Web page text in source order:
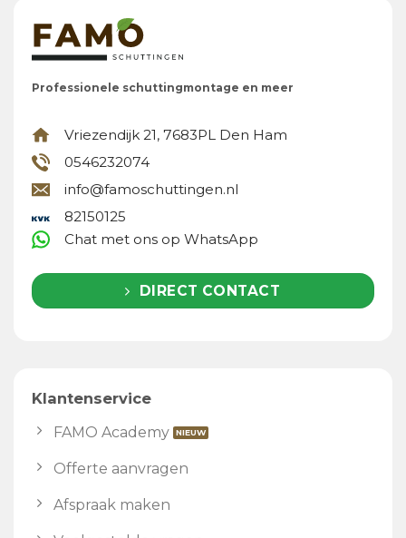
Professionele schuttingmontage en meer
Vriezendijk 21, 7683PL Den Ham
0546232074
info@famoschuttingen.nl
82150125
Chat met ons op WhatsApp
DIRECT CONTACT
Klantenservice
FAMO Academy
Offerte aanvragen
Afspraak maken